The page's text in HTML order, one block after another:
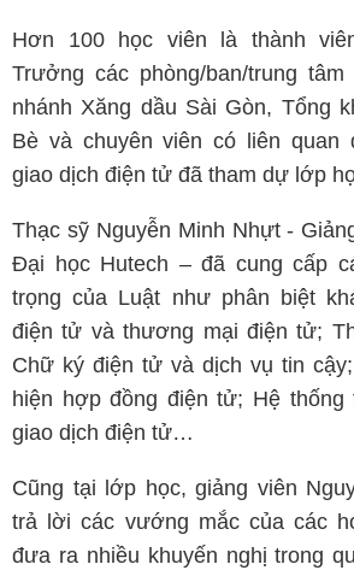
Hơn 100 học viên là thành
Trưởng các phòng/ban/trung
nhánh Xăng dầu Sài Gòn, Tổng
Bè và chuyên viên có liên quan
giao dịch điện tử đã tham dự lớp
Thạc sỹ Nguyễn Minh Nhựt -
Đại học Hutech – đã cung cấp
trọng của Luật như phân biệt
điện tử và thương mại điện tử;
Chữ ký điện tử và dịch vụ tin
hiện hợp đồng điện tử; Hệ thống
giao dịch điện tử…
Cũng tại lớp học, giảng viên
trả lời các vướng mắc của các
đưa ra nhiều khuyến nghị trong